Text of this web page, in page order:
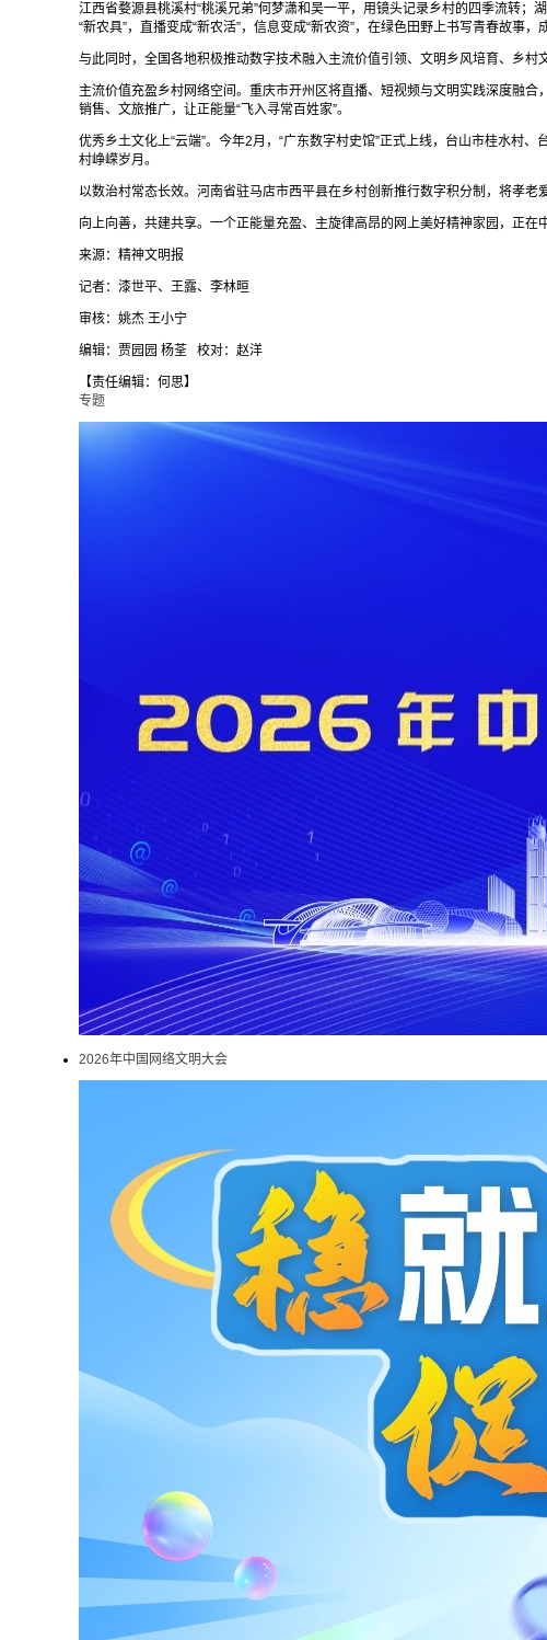
江西省婺源县桃溪村“桃溪兄弟”何梦潇和吴一平，用镜头记录乡村的四季流转
“新农具”，直播变成“新农活”，信息变成“新农资”，在绿色田野上书写青春故事
与此同时，全国各地积极推动数字技术融入主流价值引领、文明乡风培育、乡村
主流价值充盈乡村网络空间。重庆市开州区将直播、短视频与文明实践深度融
销售、文旅推广，让正能量“飞入寻常百姓家”。
优秀乡土文化上“云端”。今年2月，“广东数字村史馆”正式上线，台山市桂水村
村峥嵘岁月。
以数治村常态长效。河南省驻马店市西平县在乡村创新推行数字积分制，将孝
向上向善，共建共享。一个正能量充盈、主旋律高昂的网上美好精神家园，正在
来源：精神文明报
记者：漆世平、王露、李林晅
审核：姚杰 王小宁
编辑：贾园园 杨荃 校对：赵洋
【责任编辑：何思】
专题
2026年中国网络文明大会